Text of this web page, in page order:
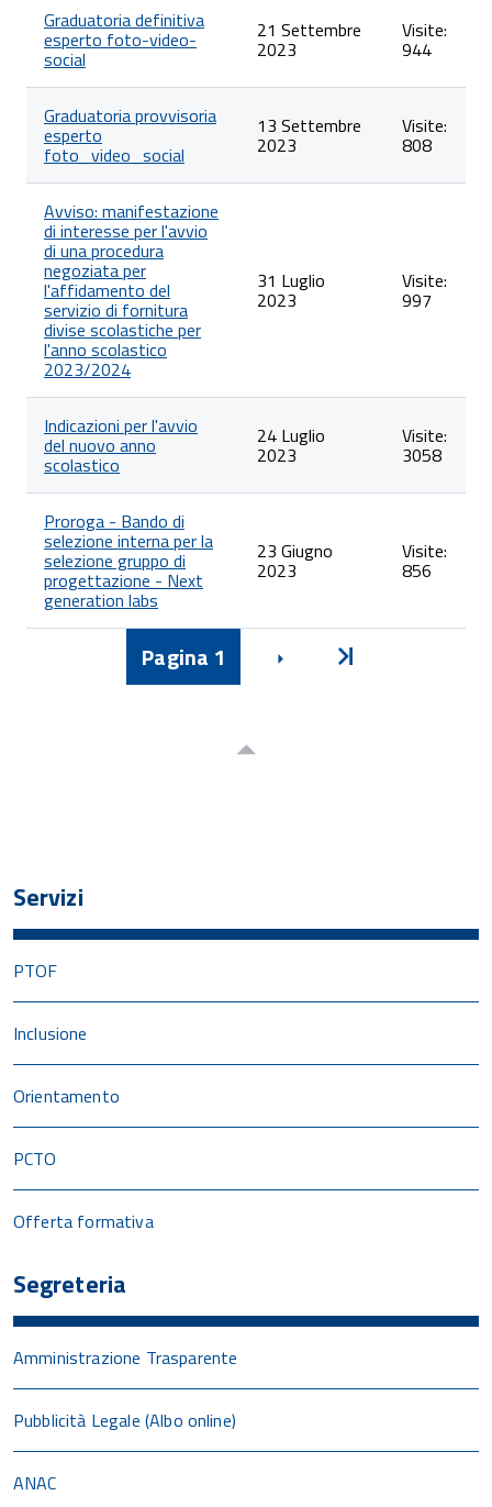
Graduatoria definitiva
esperto foto-video-
social
21 Settembre
2023
Visite:
944
Graduatoria provvisoria
esperto
foto_video_social
13 Settembre
2023
Visite:
808
Avviso: manifestazione
di interesse per l'avvio
di una procedura
negoziata per
l'affidamento del
servizio di fornitura
divise scolastiche per
l'anno scolastico
2023/2024
31 Luglio
2023
Visite:
997
Indicazioni per l'avvio
del nuovo anno
scolastico
24 Luglio
2023
Visite:
3058
Proroga - Bando di
selezione interna per la
selezione gruppo di
progettazione - Next
generation labs
23 Giugno
2023
Visite:
856
Pagina 1 Avanti
Servizi
PTOF
Inclusione
Orientamento
PCTO
Offerta formativa
Segreteria
Amministrazione Trasparente
Pubblicità Legale (Albo online)
ANAC